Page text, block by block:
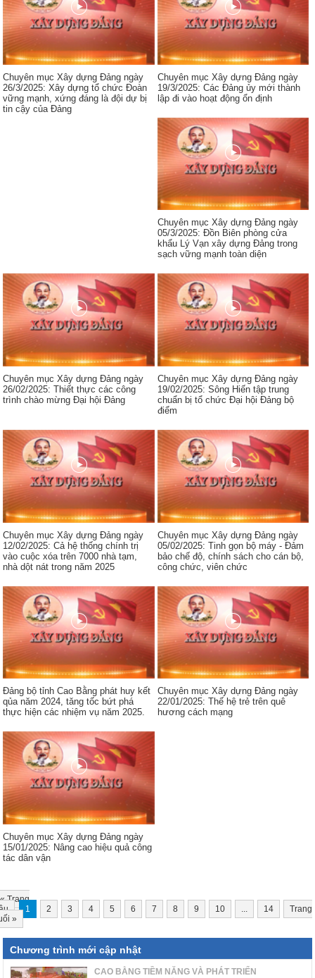
Chuyên mục Xây dựng Đảng ngày
26/3/2025: Xây dựng tổ chức Đoàn
vững mạnh, xứng đáng là đội dự bị
tin cậy của Đảng
Chuyên mục Xây dựng Đảng ngày
19/3/2025: Các Đảng ủy mới thành
lập đi vào hoạt động ổn định
Chuyên mục Xây dựng Đảng ngày
05/3/2025: Đồn Biên phòng cửa
khẩu Lý Vạn xây dựng Đảng trong
sạch vững mạnh toàn diện
Chuyên mục Xây dựng Đảng ngày
26/02/2025: Thiết thực các công
trình chào mừng Đại hội Đảng
Chuyên mục Xây dựng Đảng ngày
19/02/2025: Sông Hiến tập trung
chuẩn bị tổ chức Đại hội Đảng bộ
điểm
Chuyên mục Xây dựng Đảng ngày
12/02/2025: Cả hệ thống chính trị
vào cuộc xóa trên 7000 nhà tạm,
nhà dột nát trong năm 2025
Chuyên mục Xây dựng Đảng ngày
05/02/2025: Tinh gọn bộ máy - Đảm
bảo chế độ, chính sách cho cán bộ,
công chức, viên chức
Đảng bộ tỉnh Cao Bằng phát huy kết
qủa năm 2024, tăng tốc bứt phá
thực hiện các nhiệm vụ năm 2025.
Chuyên mục Xây dựng Đảng ngày
22/01/2025: Thế hệ trẻ trên quê
hương cách mạng
Chuyên mục Xây dựng Đảng ngày
15/01/2025: Nâng cao hiệu quả công
tác dân vận
«Trang
1 2 3 4 5 6 7 8 9 10 ... 14
Trang
»
Chương trình mới cập nhật
CAO BẰNG TIỀM NĂNG VÀ PHÁT TRIỂN